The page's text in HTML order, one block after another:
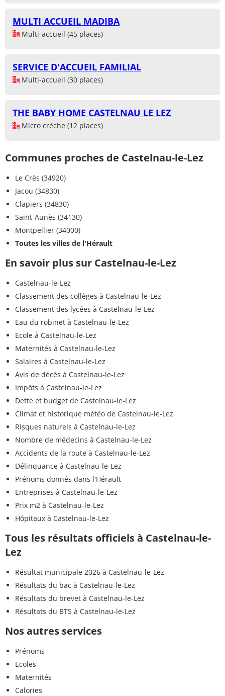
MULTI ACCUEIL MADIBA
Multi-accueil (45 places)
SERVICE D'ACCUEIL FAMILIAL
Multi-accueil (30 places)
THE BABY HOME CASTELNAU LE LEZ
Micro crèche (12 places)
Communes proches de Castelnau-le-Lez
Le Crès (34920)
Jacou (34830)
Clapiers (34830)
Saint-Aunès (34130)
Montpellier (34000)
Toutes les villes de l'Hérault
En savoir plus sur Castelnau-le-Lez
Castelnau-le-Lez
Classement des collèges à Castelnau-le-Lez
Classement des lycées à Castelnau-le-Lez
Eau du robinet à Castelnau-le-Lez
Ecole à Castelnau-le-Lez
Maternités à Castelnau-le-Lez
Salaires à Castelnau-le-Lez
Avis de décès à Castelnau-le-Lez
Impôts à Castelnau-le-Lez
Dette et budget de Castelnau-le-Lez
Climat et historique météo de Castelnau-le-Lez
Risques naturels à Castelnau-le-Lez
Nombre de médecins à Castelnau-le-Lez
Accidents de la route à Castelnau-le-Lez
Délinquance à Castelnau-le-Lez
Prénoms donnés dans l'Hérault
Entreprises à Castelnau-le-Lez
Prix m2 à Castelnau-le-Lez
Hôpitaux à Castelnau-le-Lez
Tous les résultats officiels à Castelnau-le-
Lez
Résultat municipale 2026 à Castelnau-le-Lez
Résultats du bac à Castelnau-le-Lez
Résultats du brevet à Castelnau-le-Lez
Résultats du BTS à Castelnau-le-Lez
Nos autres services
Prénoms
Ecoles
Maternités
Calories